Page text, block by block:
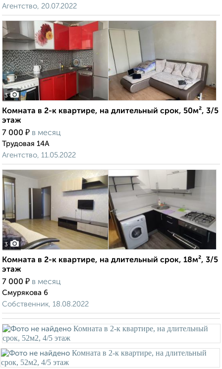
Агентство, 20.07.2022
3
Комната в 2-к квартире, на длительный срок, 50м², 3/5
этаж
7 000 ₽ в месяц
Трудовая 14А
Агентство, 11.05.2022
3
Комната в 2-к квартире, на длительный срок, 18м², 3/5
этаж
7 000 ₽ в месяц
Смурякова 6
Собственник, 18.08.2022